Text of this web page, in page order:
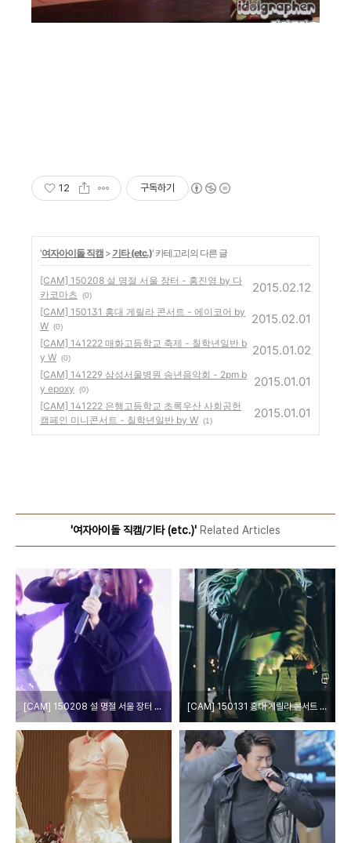
12 구독하기
'여자아이돌 직캠 > 기타 (etc.)' 카테고리의 다른 글
[CAM] 150208 설 명절 서울 장터 - 홍진영 by 다
카코마츠
(0)
2015.02.12
[CAM] 150131 홍대 게릴라 콘서트 - 에이코어 by
W (0)
2015.02.01
[CAM] 141222 매화고등학교 축제 - 칠학년일반 b
y W (0)
2015.01.02
[CAM] 141229 삼성서울병원 송년음악회 - 2pm b
y epoxy
(0)
2015.01.01
[CAM] 141222 은행고등학교 초록우산 사회공헌
캠페인 미니콘서트 - 칠학년일반 by W (1)
2015.01.01
'여자아이돌 직캠/기타 (etc.)' Related Articles
[CAM] 150208 설 명절 서울 장터 - 홍진영 by 다카코마츠 [CAM] 150131 홍대 게릴라 콘서트 - 에이코어 by W